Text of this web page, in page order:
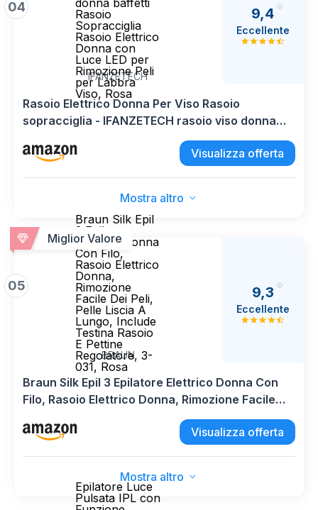
04
donna baffetti
Rasoio
Sopracciglia
Rasoio Elettrico
Donna con
Luce LED per
Rimozione Peli
per Labbra
Viso, Rosa
IFANZETECH
9,4
Eccellente
Rasoio Elettrico Donna Per Viso Rasoio
sopracciglia - IFANZETECH rasoio viso donna
baffetti Rasoio Sopracciglia Rasoio Elettrico
Donna con Luce LED per Rimozione Peli per
Visualizza offerta
Mostra altro
Miglior Valore
05
Braun Silk Epil
3 Epilatore
Elettrico Donna
Con Filo,
Rasoio Elettrico
Donna,
Rimozione
Facile Dei Peli,
Pelle Liscia A
Lungo, Include
Testina Rasoio
E Pettine
Regolatore, 3-
031, Rosa
BRAUN
9,3
Eccellente
Braun Silk Epil 3 Epilatore Elettrico Donna Con
Filo, Rasoio Elettrico Donna, Rimozione Facile
Dei Peli, Pelle Liscia A Lungo, Include Testina
Rasoio E Pettine Regolatore, 3-031, Rosa
Visualizza offerta
Mostra altro
Epilatore Luce
Pulsata IPL con